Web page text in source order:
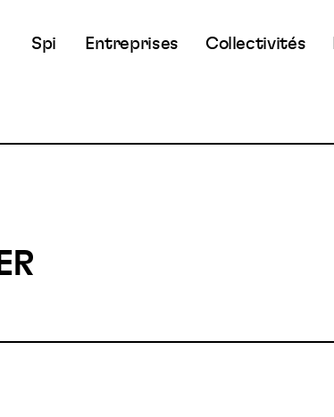
Spi Entreprises Collectivités